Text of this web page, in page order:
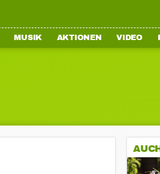
MUSIK AKTIONEN VIDEO